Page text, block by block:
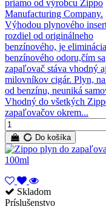
priamo od výrobcu Zippo
Manufacturing Company.
Výhodou plynového
rozdiel od originálneho
benzínového, je eliminácia
benzínového odoru,čím sa
zapaľovač stáva vhodný
milovníkov cigár. Plyn,
od benzínu, neuniká
Vhodný do všetkých
zapaľovačov okrem...
Do košíka
Skladom
Príslušenstvo